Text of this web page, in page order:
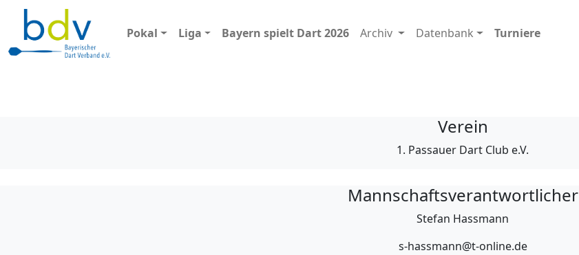
Pokal Liga Bayern spielt Dart 2026 Archiv Datenbank Turniere
Verein
1. Passauer Dart Club e.V.
Mannschaftsverantwortlicher
Stefan Hassmann
s-hassmann@t-online.de